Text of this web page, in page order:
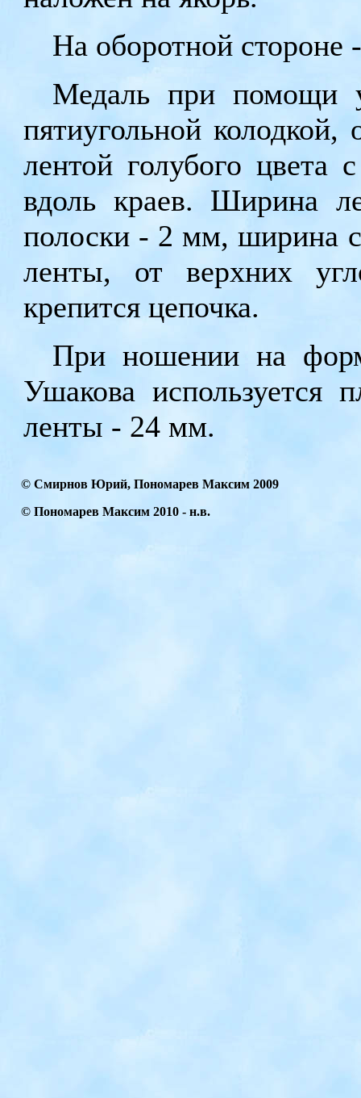
На оборотной стороне
Медаль при помощи
пятиугольной
лентой голубого
вдоль краев. Ширина
полоски - 2 мм, ширина
ленты, от верхних
крепится цепочка.
При ношении на
Ушакова
ленты - 24 мм.
© Смирнов Юрий, Пономарев Максим 2009
© Пономарев Максим 2010 - н.в.